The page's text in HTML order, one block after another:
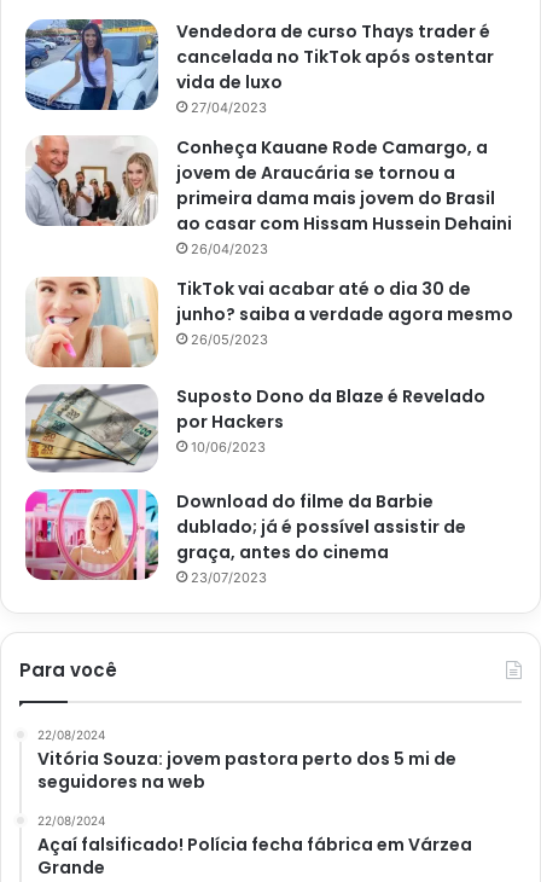
Vendedora de curso Thays trader é
cancelada no TikTok após ostentar
vida de luxo
27/04/2023
Conheça Kauane Rode Camargo, a
jovem de Araucária se tornou a
primeira dama mais jovem do Brasil
ao casar com Hissam Hussein Dehaini
26/04/2023
TikTok vai acabar até o dia 30 de
junho? saiba a verdade agora mesmo
26/05/2023
Suposto Dono da Blaze é Revelado
por Hackers
10/06/2023
Download do filme da Barbie
dublado; já é possível assistir de
graça, antes do cinema
23/07/2023
Para você
22/08/2024
Vitória Souza: jovem pastora perto dos 5 mi de
seguidores na web
22/08/2024
Açaí falsificado! Polícia fecha fábrica em Várzea
Grande